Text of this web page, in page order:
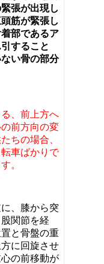
張が出現し
筋が緊張し
部であるア
すること
い骨の部分
、前上方へ
前方向の変
ちの場合、
車ばかりで
。
、膝から突
関節を経
と骨盤の重
に回旋させ
の前移動が